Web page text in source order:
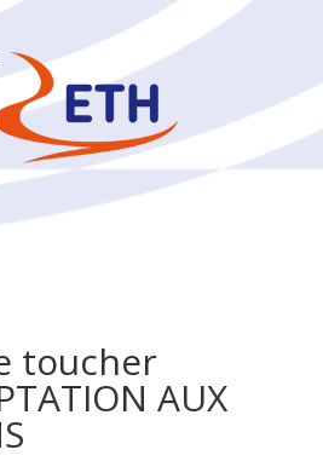
toucher
AUX